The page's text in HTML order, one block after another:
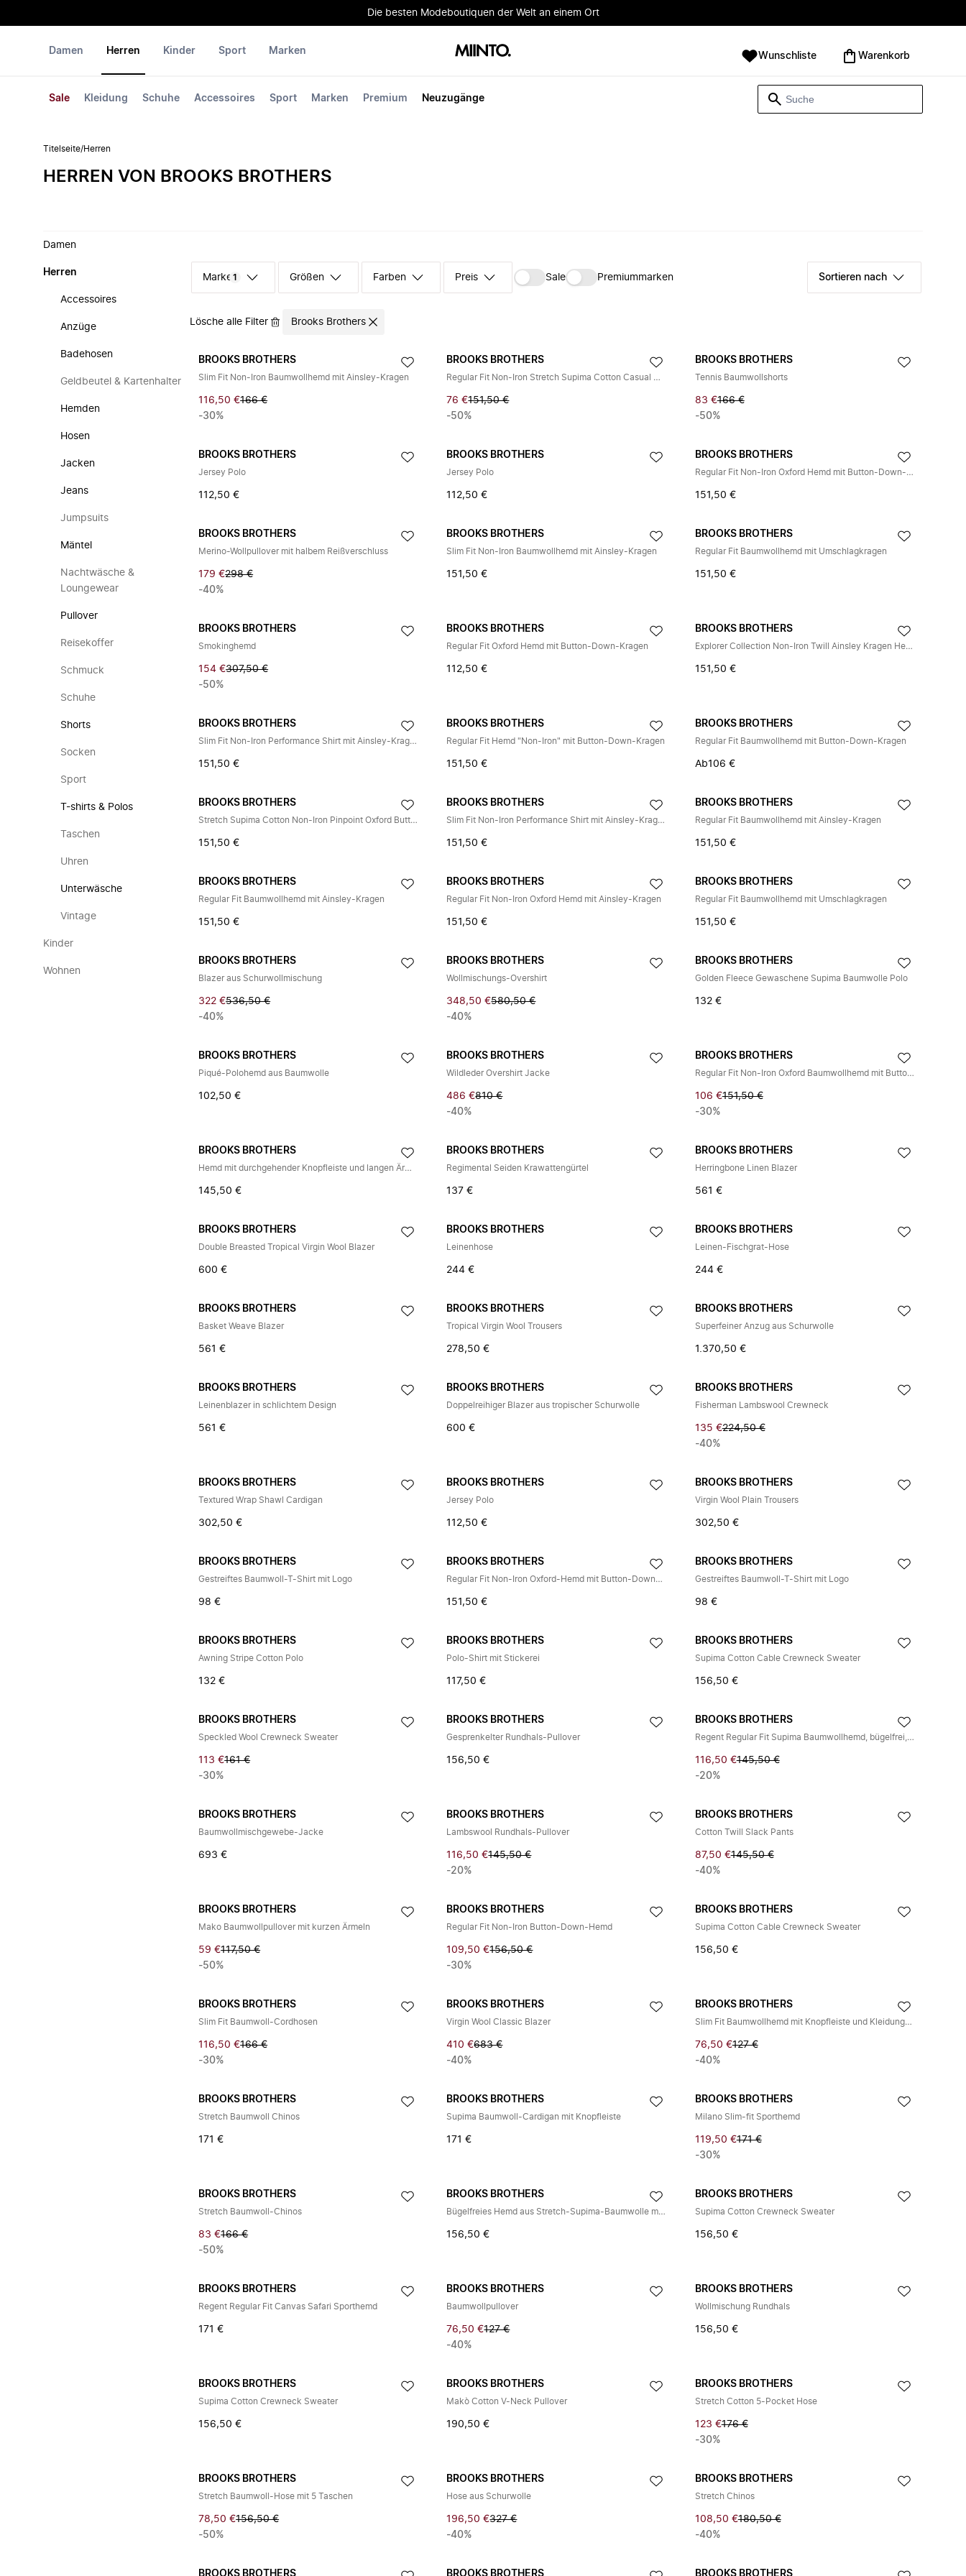
Die besten Modeboutiquen der Welt an einem Ort
Damen Herren
Sale Kleidung Schuhe Accessoires Sport Marken Premium Neuzugänge
Kinder Sport Marken Wunschliste Warenkorb
Titelseite/Herren
HERREN VON BROOKS BROTHERS
Damen
Herren
Accessoires
Anzüge
Badehosen
Geldbeutel & Kartenhalter
Hemden
Hosen
Jacken
Jeans
Jumpsuits
Mäntel
Nachtwäsche &
Loungewear
Pullover
Reisekoffer
Schmuck
Schuhe
Shorts
Socken
Sport
T-shirts & Polos
Taschen
Uhren
Unterwäsche
Vintage
Kinder
Wohnen
Marke 1 Größen Farben Preis Sale Premiummarken Sortieren nach
Lösche alle Filter Brooks Brothers
BROOKS BROTHERS
Slim Fit Non-Iron Baumwollhemd mit Ainsley-Kragen
116,50 €166 €
-30%
BROOKS BROTHERS
Regular Fit Non-Iron Stretch Supima Cotton Casual Shirt mit Button-Down-Kragen
76 €151,50 €
-50%
BROOKS BROTHERS
Tennis Baumwollshorts
83 €166 €
-50%
BROOKS BROTHERS
Jersey Polo
112,50 €
BROOKS BROTHERS
Jersey Polo
112,50 €
BROOKS BROTHERS
Regular Fit Non-Iron Oxford Hemd mit Button-Down-Kragen
151,50 €
BROOKS BROTHERS
Merino-Wollpullover mit halbem Reißverschluss
179 €298 €
-40%
BROOKS BROTHERS
Slim Fit Non-Iron Baumwollhemd mit Ainsley-Kragen
151,50 €
BROOKS BROTHERS
Regular Fit Baumwollhemd mit Umschlagkragen
151,50 €
BROOKS BROTHERS
Smokinghemd
154 €307,50 €
-50%
BROOKS BROTHERS
Regular Fit Oxford Hemd mit Button-Down-Kragen
112,50 €
BROOKS BROTHERS
Explorer Collection Non-Iron Twill Ainsley Kragen Hemdbluse
151,50 €
BROOKS BROTHERS
Slim Fit Non-Iron Performance Shirt mit Ainsley-Kragen
151,50 €
BROOKS BROTHERS
Regular Fit Hemd "Non-Iron" mit Button-Down-Kragen
151,50 €
BROOKS BROTHERS
Regular Fit Baumwollhemd mit Button-Down-Kragen
Ab106 €
BROOKS BROTHERS
Stretch Supima Cotton Non-Iron Pinpoint Oxford Button-Down Hemd
151,50 €
BROOKS BROTHERS
Slim Fit Non-Iron Performance Shirt mit Ainsley-Kragen
151,50 €
BROOKS BROTHERS
Regular Fit Baumwollhemd mit Ainsley-Kragen
151,50 €
BROOKS BROTHERS
Regular Fit Baumwollhemd mit Ainsley-Kragen
151,50 €
BROOKS BROTHERS
Regular Fit Non-Iron Oxford Hemd mit Ainsley-Kragen
151,50 €
BROOKS BROTHERS
Regular Fit Baumwollhemd mit Umschlagkragen
151,50 €
BROOKS BROTHERS
Blazer aus Schurwollmischung
322 €536,50 €
-40%
BROOKS BROTHERS
Wollmischungs-Overshirt
348,50 €580,50 €
-40%
BROOKS BROTHERS
Golden Fleece Gewaschene Supima Baumwolle Polo
132 €
BROOKS BROTHERS
Piqué-Polohemd aus Baumwolle
102,50 €
BROOKS BROTHERS
Wildleder Overshirt Jacke
486 €810 €
-40%
BROOKS BROTHERS
Regular Fit Non-Iron Oxford Baumwollhemd mit Button-Down-Kragen
106 €151,50 €
-30%
BROOKS BROTHERS
Hemd mit durchgehender Knopfleiste und langen Ärmeln
145,50 €
BROOKS BROTHERS
Regimental Seiden Krawattengürtel
137 €
BROOKS BROTHERS
Herringbone Linen Blazer
561 €
BROOKS BROTHERS
Double Breasted Tropical Virgin Wool Blazer
600 €
BROOKS BROTHERS
Leinenhose
244 €
BROOKS BROTHERS
Leinen-Fischgrat-Hose
244 €
BROOKS BROTHERS
Basket Weave Blazer
561 €
BROOKS BROTHERS
Tropical Virgin Wool Trousers
278,50 €
BROOKS BROTHERS
Superfeiner Anzug aus Schurwolle
1.370,50 €
BROOKS BROTHERS
Leinenblazer in schlichtem Design
561 €
BROOKS BROTHERS
Doppelreihiger Blazer aus tropischer Schurwolle
600 €
BROOKS BROTHERS
Fisherman Lambswool Crewneck
135 €224,50 €
-40%
BROOKS BROTHERS
Textured Wrap Shawl Cardigan
302,50 €
BROOKS BROTHERS
Jersey Polo
112,50 €
BROOKS BROTHERS
Virgin Wool Plain Trousers
302,50 €
BROOKS BROTHERS
Gestreiftes Baumwoll-T-Shirt mit Logo
98 €
BROOKS BROTHERS
Regular Fit Non-Iron Oxford-Hemd mit Button-Down-Kragen
151,50 €
BROOKS BROTHERS
Gestreiftes Baumwoll-T-Shirt mit Logo
98 €
BROOKS BROTHERS
Awning Stripe Cotton Polo
132 €
BROOKS BROTHERS
Polo-Shirt mit Stickerei
117,50 €
BROOKS BROTHERS
Supima Cotton Cable Crewneck Sweater
156,50 €
BROOKS BROTHERS
Speckled Wool Crewneck Sweater
113 €161 €
-30%
BROOKS BROTHERS
Gesprenkelter Rundhals-Pullover
156,50 €
BROOKS BROTHERS
Regent Regular Fit Supima Baumwollhemd, bügelfrei, mit Button-Down-Kragen
116,50 €145,50 €
-20%
BROOKS BROTHERS
Baumwollmischgewebe-Jacke
693 €
BROOKS BROTHERS
Lambswool Rundhals-Pullover
116,50 €145,50 €
-20%
BROOKS BROTHERS
Cotton Twill Slack Pants
87,50 €145,50 €
-40%
BROOKS BROTHERS
Mako Baumwollpullover mit kurzen Ärmeln
59 €117,50 €
-50%
BROOKS BROTHERS
Regular Fit Non-Iron Button-Down-Hemd
109,50 €156,50 €
-30%
BROOKS BROTHERS
Supima Cotton Cable Crewneck Sweater
156,50 €
BROOKS BROTHERS
Slim Fit Baumwoll-Cordhosen
116,50 €166 €
-30%
BROOKS BROTHERS
Virgin Wool Classic Blazer
410 €683 €
-40%
BROOKS BROTHERS
Slim Fit Baumwollhemd mit Knopfleiste und Kleidungsstückfärbung
76,50 €127 €
-40%
BROOKS BROTHERS
Stretch Baumwoll Chinos
171 €
BROOKS BROTHERS
Supima Baumwoll-Cardigan mit Knopfleiste
171 €
BROOKS BROTHERS
Milano Slim-fit Sporthemd
119,50 €171 €
-30%
BROOKS BROTHERS
Stretch Baumwoll-Chinos
83 €166 €
-50%
BROOKS BROTHERS
Bügelfreies Hemd aus Stretch-Supima-Baumwolle mit Ainsley-Kragen in traditioneller Passform
156,50 €
BROOKS BROTHERS
Supima Cotton Crewneck Sweater
156,50 €
BROOKS BROTHERS
Regent Regular Fit Canvas Safari Sporthemd
171 €
BROOKS BROTHERS
Baumwollpullover
76,50 €127 €
-40%
BROOKS BROTHERS
Wollmischung Rundhals
156,50 €
BROOKS BROTHERS
Supima Cotton Crewneck Sweater
156,50 €
BROOKS BROTHERS
Makò Cotton V-Neck Pullover
190,50 €
BROOKS BROTHERS
Stretch Cotton 5-Pocket Hose
123 €176 €
-30%
BROOKS BROTHERS
Stretch Baumwoll-Hose mit 5 Taschen
78,50 €156,50 €
-50%
BROOKS BROTHERS
Hose aus Schurwolle
196,50 €327 €
-40%
BROOKS BROTHERS
Stretch Chinos
108,50 €180,50 €
-40%
BROOKS BROTHERS BROOKS BROTHERS BROOKS BROTHERS